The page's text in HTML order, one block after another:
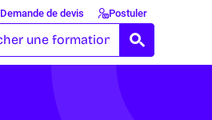
Demande de devis Postuler